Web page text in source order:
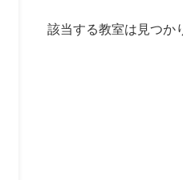
該当する教室は見つか